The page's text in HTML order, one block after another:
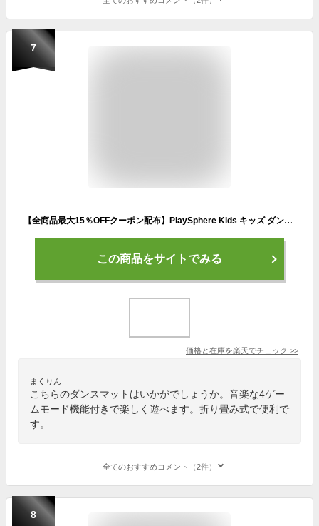
7
【全商品最大15％OFFクーポン配布】PlaySphere Kids キッズ ダンスマット マーメイド 新色登場 子供 音楽マット ゲーム プリンセス おもちゃ 電子ピアノマット 4ゲームモード 自動採点 音楽 ダンスゲーム 滑り止め 折りたたみ 軽量ミュージックマット 誕生日 プレゼント
この商品をサイトでみる
価格と在庫を楽天でチェック >>
まくりん
こちらのダンスマットはいかがでしょうか。音楽な4ゲー
ムモード機能付きで楽しく遊べます。折り畳み式で便利で
す。
全てのおすすめコメント（2件）
8